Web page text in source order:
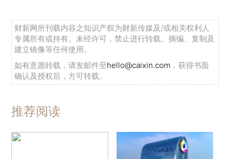
财新网所刊载内容之知识产权为财新传媒及/或相关权利人
专属所有或持有。未经许可，禁止进行转载、摘编、复制及
建立镜像等任何使用。
如有意愿转载，请发邮件至hello@caixin.com ，获得书面
确认及授权后，方可转载。
推荐阅读